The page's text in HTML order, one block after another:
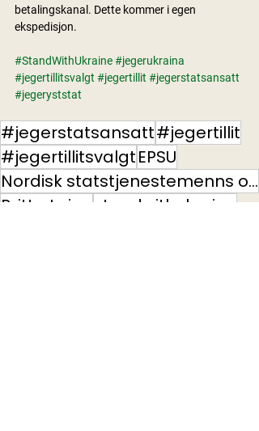
betalingskanal. Dette kommer i egen
ekspedisjon.
#StandWithUkraine#jegerukraina
#jegertillitsvalgt #jegertillit #jegerstatsansatt
#jegeryststat
#jegerstatsansatt#jegertillit
#jegertillitsvalgtEPSU
Nordisk statstjenestemenns organisasjon
Britta Lejon
standwithukraine